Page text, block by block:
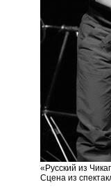
«Русский из
Сцена из